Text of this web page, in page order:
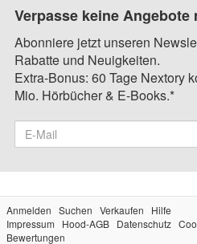
Verpasse keine Angebote
Abonniere jetzt unseren
Rabatte und Neuigkeiten.
Extra-Bonus: 60 Tage Nextory
Mio. Hörbücher & E-Books.*
Anmelden Suchen Verkaufen
Hilfe
Impressum
Hood-AGB Datenschutz
Bewertungen